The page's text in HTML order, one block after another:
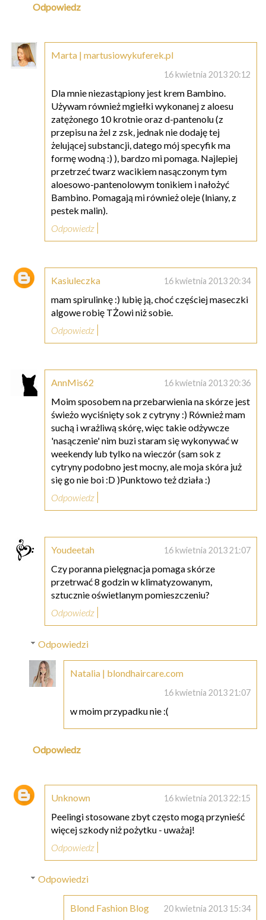
Odpowiedz
Marta | martusiowykuferek.pl
16 kwietnia 2013 20:12
Dla mnie niezastąpiony jest krem Bambino.
Używam również mgiełki wykonanej z aloesu
zatężonego 10 krotnie oraz d-pantenolu (z
przepisu na żel z zsk, jednak nie dodaję tej
żelującej substancji, datego mój specyfik ma
formę wodną :) ), bardzo mi pomaga. Najlepiej
przetrzeć twarz wacikiem nasączonym tym
aloesowo-pantenolowym tonikiem i nałożyć
Bambino. Pomagają mi również oleje (lniany, z
pestek malin).
Odpowiedz
Kasiuleczka 16 kwietnia 2013 20:34
mam spirulinkę :) lubię ją, choć częściej maseczki
algowe robię TŻowi niż sobie.
Odpowiedz
AnnMis62 16 kwietnia 2013 20:36
Moim sposobem na przebarwienia na skórze jest
świeżo wyciśnięty sok z cytryny :) Również mam
suchą i wrażliwą skórę, więc takie odżywcze
'nasączenie' nim buzi staram się wykonywać w
weekendy lub tylko na wieczór (sam sok z
cytryny podobno jest mocny, ale moja skóra już
się go nie boi :D )Punktowo też działa :)
Odpowiedz
Youdeetah 16 kwietnia 2013 21:07
Czy poranna pielęgnacja pomaga skórze
przetrwać 8 godzin w klimatyzowanym,
sztucznie oświetlanym pomieszczeniu?
Odpowiedz
Odpowiedzi
Natalia | blondhaircare.com
16 kwietnia 2013 21:07
w moim przypadku nie :(
Odpowiedz
Unknown 16 kwietnia 2013 22:15
Peelingi stosowane zbyt często mogą przynieść
więcej szkody niż pożytku - uważaj!
Odpowiedz
Odpowiedzi
Blond Fashion Blog 20 kwietnia 2013 15:34